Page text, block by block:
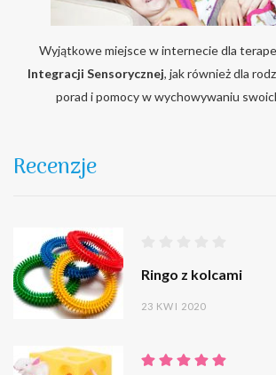
Wyjątkowe miejsce w internecie dla
Integracji Sensorycznej, jak również dla
porad i pomocy w wychowywaniu
Recenzje
Ringo z kolcami
23 KWI 2020